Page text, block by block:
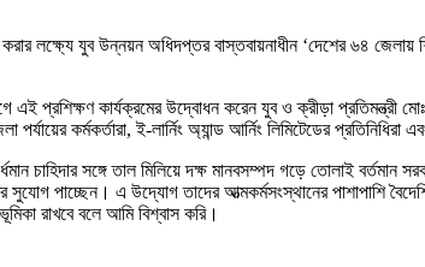
লক্ষ্যে যুব উন্নয়ন অধিদপ্তর বাস্তবায়নাধীন ‘দেশের ৬৪ জেলায়
প্রশিক্ষণ কার্যক্রমের উদ্বোধন করেন যুব ও ক্রীড়া
কর্মকর্তারা, ই-লার্নিং অ্যান্ড আর্নিং লিমিটেডের প্রতিনিধিরা
চাহিদার সঙ্গে তাল মিলিয়ে দক্ষ মানবসম্পদ গড়ে তোলাই
সুযোগ পাচ্ছেন। এ উদ্যোগ তাদের আত্মকর্মসংস্থানের পাশাপাশি
রাখবে বলে আমি বিশ্বাস করি।